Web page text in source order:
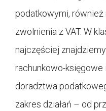
podatkowymi, również
zwolnienia z VAT. W
najczęściej
rachunkowo-księgowe
doradztwa
zakres działań – od